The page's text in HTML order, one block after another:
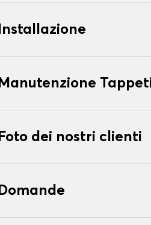
Installazione
Manutenzione
Foto dei nostri clienti
Domande